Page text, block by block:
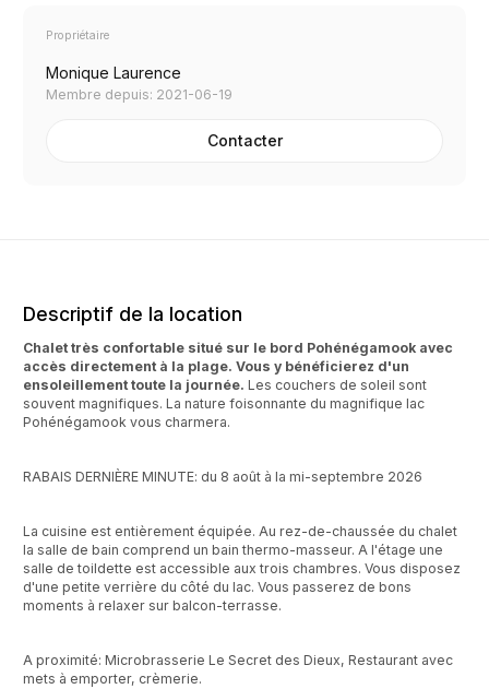
Propriétaire
Monique Laurence
Membre depuis: 2021-06-19
Contacter
Descriptif de la location
Chalet très confortable situé sur le bord Pohénégamook avec
accès directement à la plage. Vous y bénéficierez d'un
ensoleillement toute la journée. Les couchers de soleil sont
souvent magnifiques. La nature foisonnante du magnifique lac
Pohénégamook vous charmera.
RABAIS DERNIÈRE MINUTE: du 8 août à la mi-septembre 2026
La cuisine est entièrement équipée. Au rez-de-chaussée du chalet
la salle de bain comprend un bain thermo-masseur. A l'étage une
salle de toildette est accessible aux trois chambres. Vous disposez
d'une petite verrière du côté du lac. Vous passerez de bons
moments à relaxer sur balcon-terrasse.
A proximité: Microbrasserie Le Secret des Dieux, Restaurant avec
mets à emporter, crèmerie.